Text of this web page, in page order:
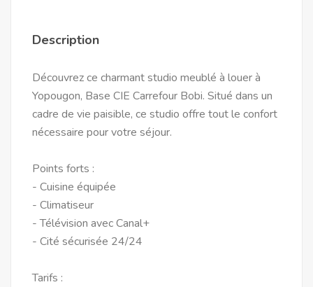
Description
Découvrez ce charmant studio meublé à louer à
Yopougon, Base CIE Carrefour Bobi. Situé dans un
cadre de vie paisible, ce studio offre tout le confort
nécessaire pour votre séjour.
Points forts :
- Cuisine équipée
- Climatiseur
- Télévision avec Canal+
- Cité sécurisée 24/24
Tarifs :